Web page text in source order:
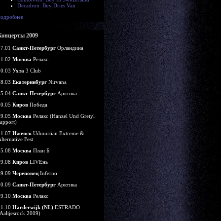
Decadron: Buy Dries Van
2009
Санкт-Петербург Орландина
Москва Релакс
Ухта 3 Club
Екатеринбург Nirvana
Санкт-Петербург Арктика
Киров Победа
Москва Релакс (Hanzel Und Gretyl
Ижевск Udmurtian Extreme &
Fest
Москва План Б
Киров LIVEнь
Череповец Inferno
Санкт-Петербург Арктика
Москва Релакс
Harderwijk (NL) ESTRADO
2009)